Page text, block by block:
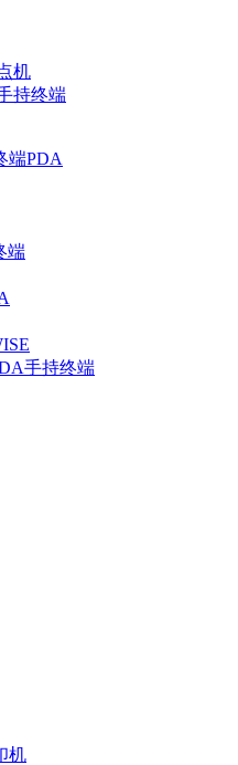
机
持终端
端PDA
端
手持终端
机